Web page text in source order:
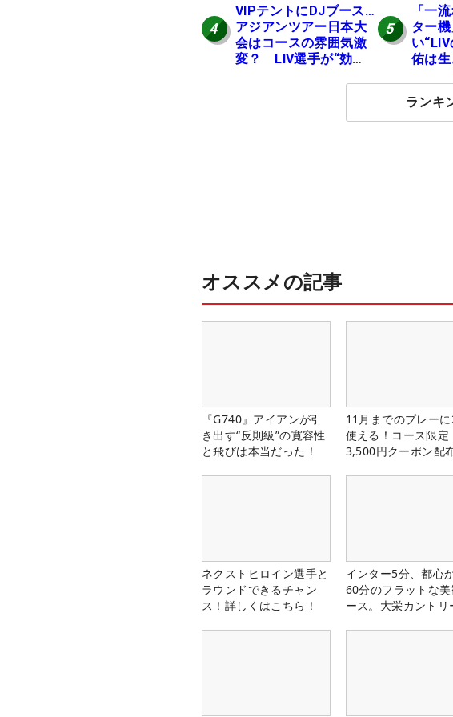
4
VIPテントにDJブース…
アジアンツアー日本大
会はコースの雰囲気激
変？ LIV選手が“効
5
「一
ター
い
佑は
ランキ
オススメの記事
『G740』アイアンが引
き出す“反則級”の寛容性
と飛びは本当だった！
11月までのプレー
使える！コース限定
3,500円クーポン配
ネクストヒロイン選手と
ラウンドできるチャン
ス！詳しくはこちら！
インター5分、都心
60分のフラットな美
ース。大栄カントリ